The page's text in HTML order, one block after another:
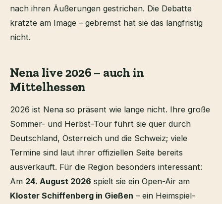
nach ihren Äußerungen gestrichen. Die Debatte
kratzte am Image – gebremst hat sie das langfristig
nicht.
Nena live 2026 – auch in
Mittelhessen
2026 ist Nena so präsent wie lange nicht. Ihre große
Sommer- und Herbst-Tour führt sie quer durch
Deutschland, Österreich und die Schweiz; viele
Termine sind laut ihrer offiziellen Seite bereits
ausverkauft. Für die Region besonders interessant:
Am 24. August 2026 spielt sie ein Open-Air am
Kloster Schiffenberg in Gießen – ein Heimspiel-